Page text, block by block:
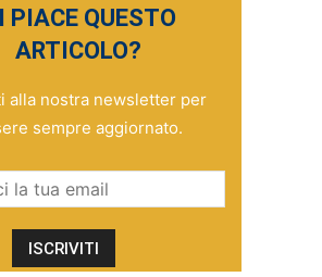
PIACE QUESTO
ARTICOLO?
alla nostra newsletter per
sempre aggiornato.